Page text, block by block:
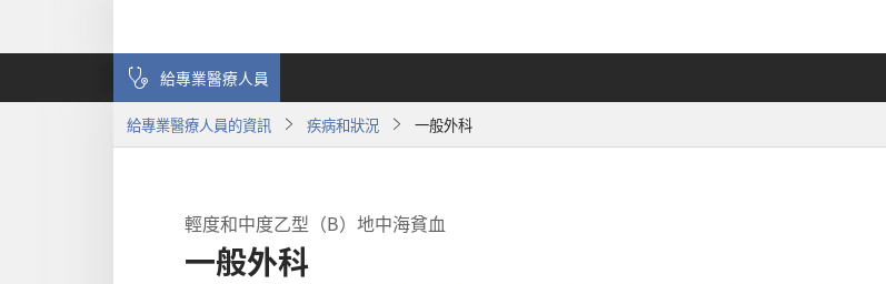
給專業醫療人員
給專業醫療人員的資訊 疾病和狀況 一般外科
輕度和中度乙型（Β）地中海貧血
一般外科